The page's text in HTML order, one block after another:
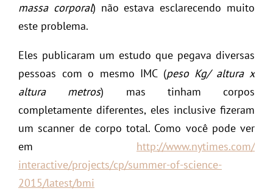
massa corporal) não estava esclarecendo muito
este problema.
Eles publicaram um estudo que pegava diversas
pessoas com o mesmo IMC (peso Kg/ altura x
altura metros) mas tinham corpos
completamente diferentes, eles inclusive fizeram
um scanner de corpo total. Como você pode ver
em http://www.nytimes.com/
interactive/projects/cp/summer-of-science-
2015/latest/bmi